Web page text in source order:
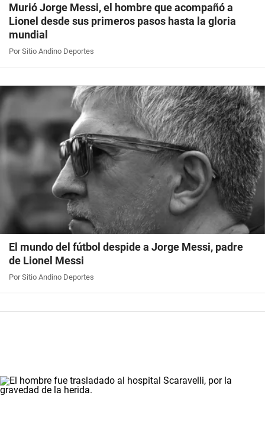
Murió Jorge Messi, el hombre que acompañó a
Lionel desde sus primeros pasos hasta la gloria
mundial
Por Sitio Andino Deportes
El mundo del fútbol despide a Jorge Messi, padre
de Lionel Messi
Por Sitio Andino Deportes